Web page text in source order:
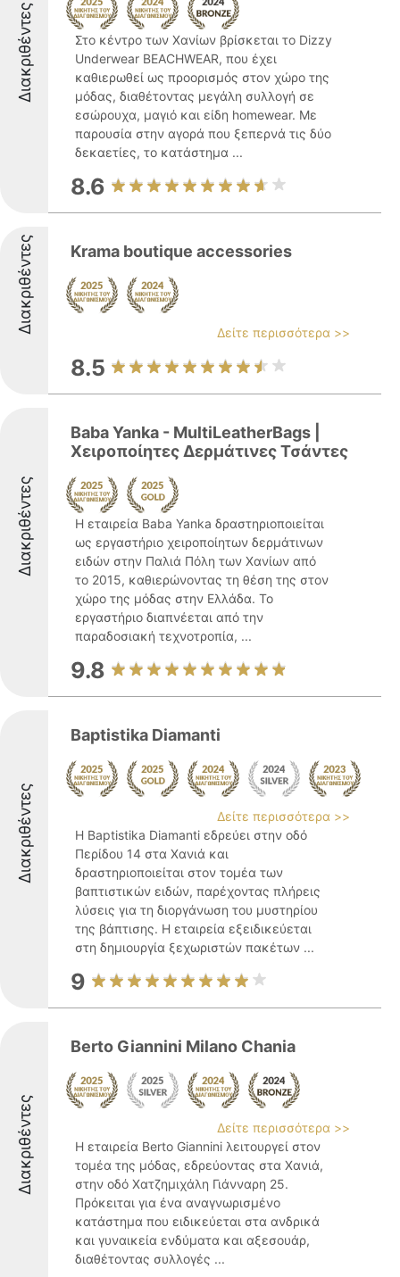
Διακριθέντες
Στο κέντρο των Χανίων βρίσκεται το Dizzy
Underwear BEACHWEAR, που έχει
καθιερωθεί ως προορισμός στον χώρο της
μόδας, διαθέτοντας μεγάλη συλλογή σε
εσώρουχα, μαγιό και είδη homewear. Με
παρουσία στην αγορά που ξεπερνά τις δύο
δεκαετίες, το κατάστημα ...
8.6
Διακριθέντες Krama boutique accessories
Δείτε περισσότερα >>
8.5
Διακριθέντες
Baba Yanka - MultiLeatherBags |
Χειροποίητες Δερμάτινες Τσάντες
Η εταιρεία Baba Yanka δραστηριοποιείται
ως εργαστήριο χειροποίητων δερμάτινων
ειδών στην Παλιά Πόλη των Χανίων από
το 2015, καθιερώνοντας τη θέση της στον
χώρο της μόδας στην Ελλάδα. Το
εργαστήριο διαπνέεται από την
παραδοσιακή τεχνοτροπία, ...
9.8
Διακριθέντες
Baptistika Diamanti
Δείτε περισσότερα >>
Η Baptistika Diamanti εδρεύει στην οδό
Περίδου 14 στα Χανιά και
δραστηριοποιείται στον τομέα των
βαπτιστικών ειδών, παρέχοντας πλήρεις
λύσεις για τη διοργάνωση του μυστηρίου
της βάπτισης. Η εταιρεία εξειδικεύεται
στη δημιουργία ξεχωριστών πακέτων ...
9
Διακριθέντες
Berto Giannini Milano Chania
Δείτε περισσότερα >>
Η εταιρεία Berto Giannini λειτουργεί στον
τομέα της μόδας, εδρεύοντας στα Χανιά,
στην οδό Χατζημιχάλη Γιάνναρη 25.
Πρόκειται για ένα αναγνωρισμένο
κατάστημα που ειδικεύεται στα ανδρικά
και γυναικεία ενδύματα και αξεσουάρ,
διαθέτοντας συλλογές ...